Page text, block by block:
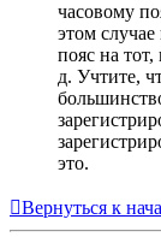
часовому
этом
пояс на
д. Учтите,
это.
Вернуться к